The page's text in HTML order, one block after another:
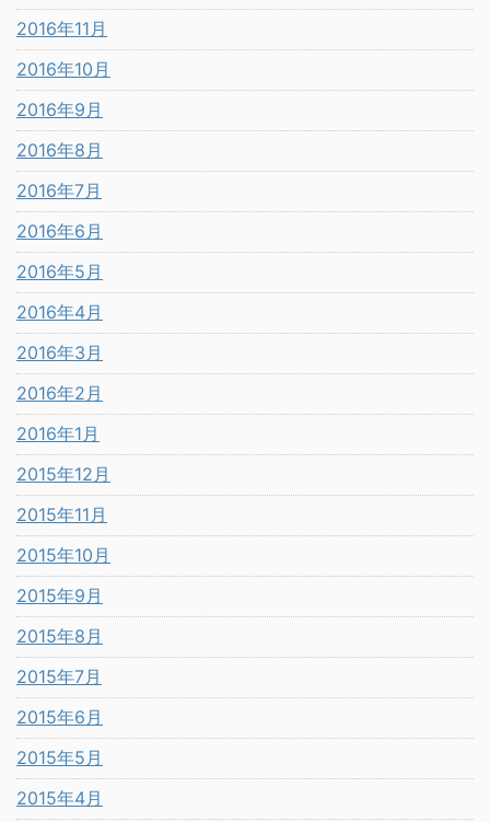
2016年11月
2016年10月
2016年9月
2016年8月
2016年7月
2016年6月
2016年5月
2016年4月
2016年3月
2016年2月
2016年1月
2015年12月
2015年11月
2015年10月
2015年9月
2015年8月
2015年7月
2015年6月
2015年5月
2015年4月